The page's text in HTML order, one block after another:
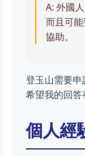
A: 外國
而且可
協助。
登玉山需要申
希望我的回答
個人經